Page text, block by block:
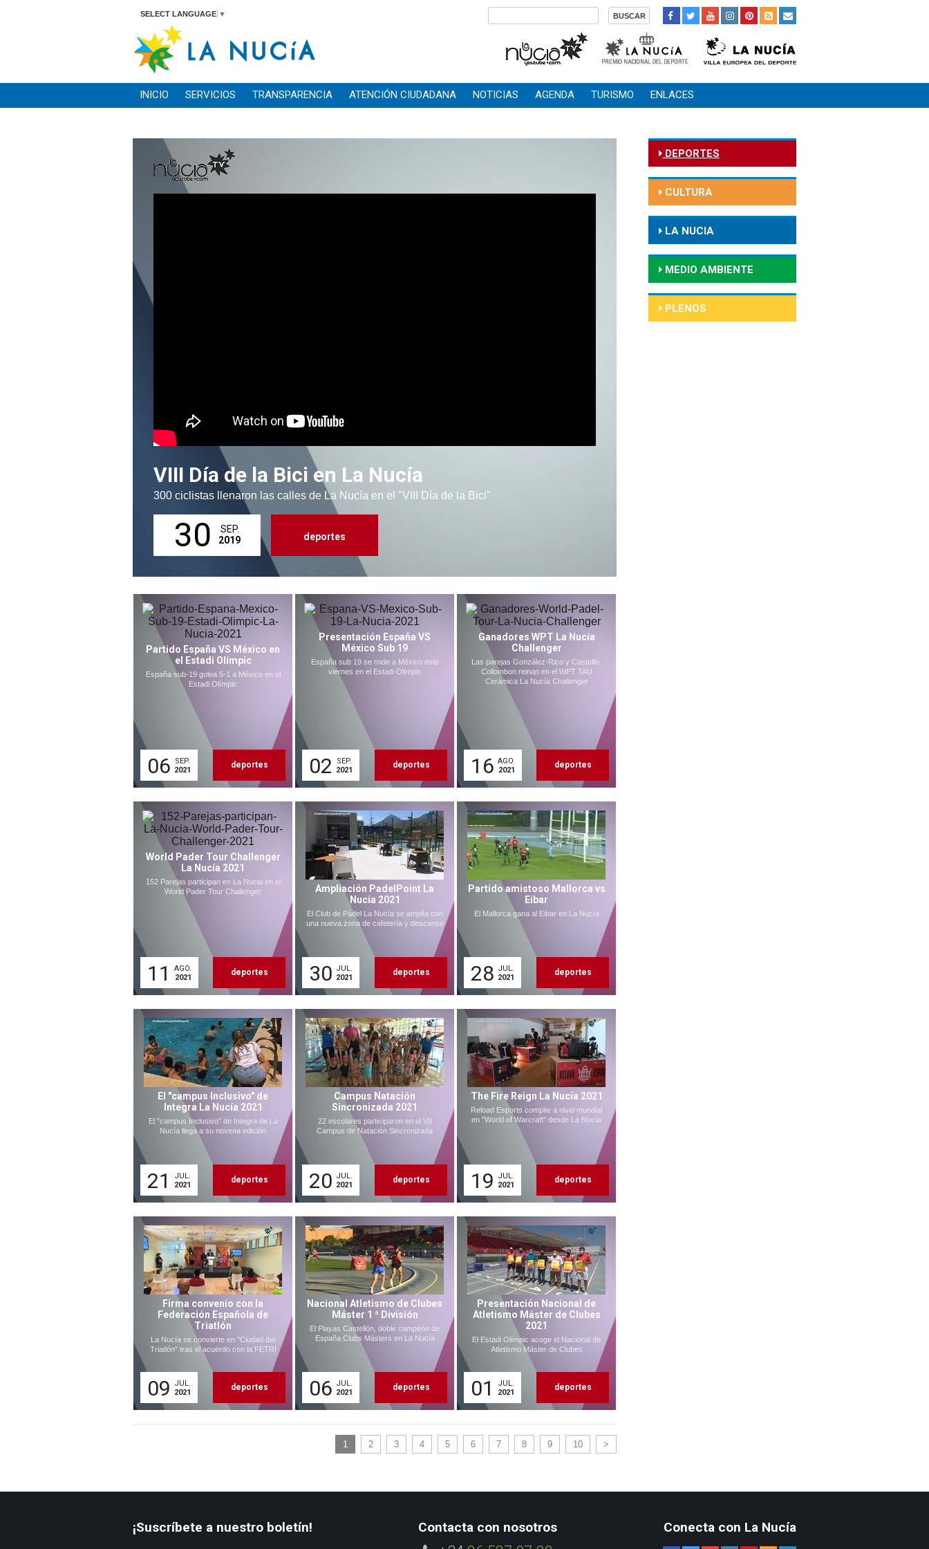
SELECT LANGUAGE ▼
INICIO SERVICIOS TRANSPARENCIA ATENCIÓN CIUDADANA NOTICIAS AGENDA TURISMO ENLACES
VIII Día de la Bici en La Nucía
300 ciclistas llenaron las calles de La Nucía en el "VIII Día de la Bici"
30
SEP.
2019
deportes
Partido España VS México en
el Estadi Olímpic
España sub-19 golea 5-1 a México en el
Estadi Olímpic
06
SEP.
2021
deportes
Presentación España VS
México Sub 19
España sub 19 se mide a México este
viernes en el Estadi Olímpic
02
SEP.
2021
deportes
Ganadores WPT La Nucía
Challenger
Las parejas González-Rico y Castelló-
Collombon reinan en el WPT TAU
Cerámica La Nucía Challenger
16 AGO.
2021
deportes
World Pader Tour Challenger
La Nucía 2021
152 Parejas participan en La Nucia en el
World Pader Tour Challenger
11
AGO.
2021
deportes
Ampliación PadelPoint La
Nucía 2021
El Club de Pádel La Nucía se amplía con
una nueva zona de cafetería y descanso
30 JUL.
2021
deportes
Partido amistoso Mallorca vs
Eibar
El Mallorca gana al Eibar en La Nucía
28 JUL.
2021
deportes
El "campus Inclusivo" de
Integra La Nucía 2021
El "campus Inclusivo" de Integra de La
Nucía llega a su novena edición
21
JUL.
2021
deportes
Campus Natación
Sincronizada 2021
22 escolares participaron en el VII
Campus de Natación Sincronizada
20 JUL.
2021
deportes
The Fire Reign La Nucía 2021
Reload Esports compite a nivel mundial
en "World of Warcraft" desde La Nucía
19
JUL.
2021
deportes
Firma convenio con la
Federación Española de
Triatlón
La Nucía se convierte en "Ciudad del
Triatlón" tras el acuerdo con la FETRI
09
JUL.
2021
deportes
Nacional Atletismo de Clubes
Máster 1 ª División
El Playas Castellón, doble campéon de
España Clubs Másters en La Nucía
06 JUL.
2021
deportes
Presentación Nacional de
Atletismo Máster de Clubes
2021
El Estadi Olímpic acoge el Nacional de
Atletismo Máster de Clubes
01
JUL.
2021
deportes
1 2 3 4 5 6 7 8 9 10 >
DEPORTES
CULTURA
LA NUCIA
MEDIO AMBIENTE
PLENOS
¡Suscríbete a nuestro boletín! Contacta con nosotros Conecta con La Nucía